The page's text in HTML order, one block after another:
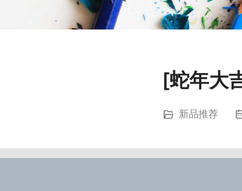
[蛇年大
新品推荐